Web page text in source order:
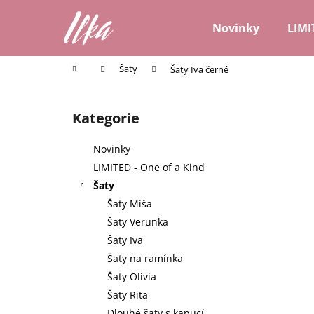
Novinky
Domů Šaty Šaty Iva černé
Přeskočit
kategorie
Kategorie
Novinky
LIMITED - One of a Kind
Šaty
Šaty Míša
Šaty Verunka
Šaty Iva
Šaty na ramínka
Šaty Olivia
Šaty Rita
í
Zpět
do
Zpět
do